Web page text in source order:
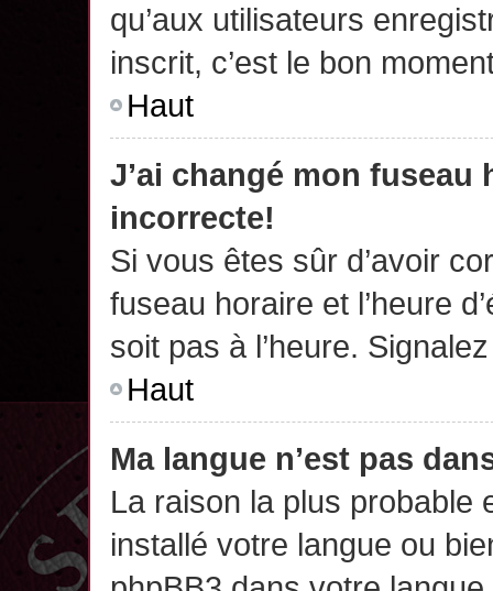
qu’aux utilisateurs
inscrit, c’est le bon
Haut
J’ai changé mon fuseau
incorrecte!
Si vous êtes sûr d’avoir
fuseau horaire et l’heure
soit pas à l’heure.
Haut
Ma langue n’est pas
La raison la plus probable
installé votre langue ou